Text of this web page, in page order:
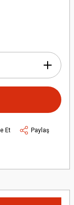
Et
Paylaş